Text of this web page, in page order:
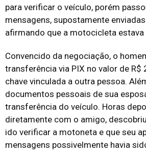
para verificar o veículo, porém
mensagens, supostamente
afirmando que a motocicleta
Convencido da negociação, o
transferência via PIX no valor de R$
chave vinculada a outra pessoa.
documentos pessoais de sua
transferência do veículo. Horas
diretamente com o amigo,
ido verificar a motoneta e que seu
mensagens possivelmente havia